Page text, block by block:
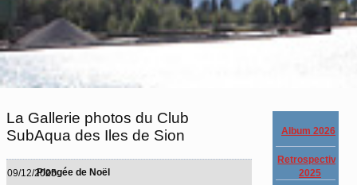
La Gallerie photos du Club
SubAqua des Iles de Sion
09/12/2025Plongée de Noël
Album 2026
Retrospective
2025